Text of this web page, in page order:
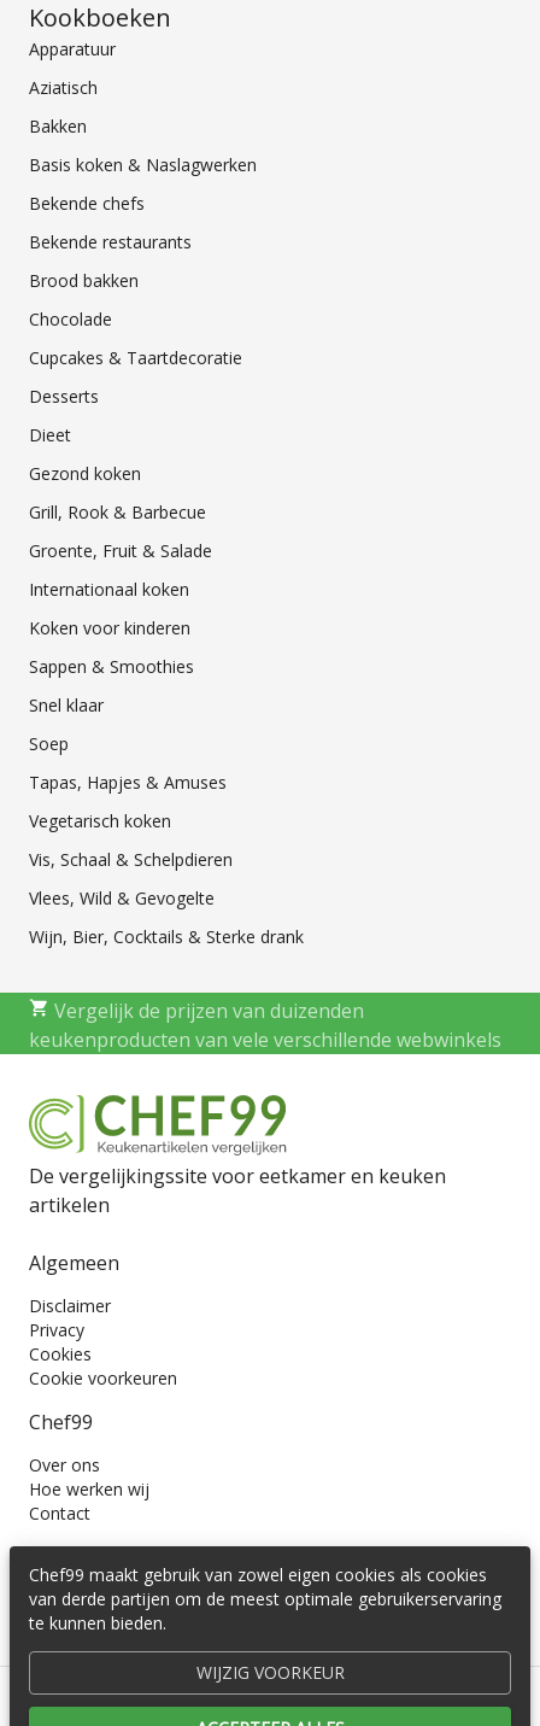
Kookboeken
Apparatuur
Aziatisch
Bakken
Basis koken & Naslagwerken
Bekende chefs
Bekende restaurants
Brood bakken
Chocolade
Cupcakes & Taartdecoratie
Desserts
Dieet
Gezond koken
Grill, Rook & Barbecue
Groente, Fruit & Salade
Internationaal koken
Koken voor kinderen
Sappen & Smoothies
Snel klaar
Soep
Tapas, Hapjes & Amuses
Vegetarisch koken
Vis, Schaal & Schelpdieren
Vlees, Wild & Gevogelte
Wijn, Bier, Cocktails & Sterke drank
Vergelijk de prijzen van duizenden
keukenproducten van vele verschillende webwinkels
De vergelijkingssite voor eetkamer en keuken
artikelen
Algemeen
Disclaimer
Privacy
Cookies
Cookie voorkeuren
Chef99
Over ons
Hoe werken wij
Contact
© 2016 -2026Cedira B.V.
Chef99 maakt gebruik van zowel eigen cookies als cookies
van derde partijen om de meest optimale gebruikerservaring
te kunnen bieden.
WIJZIG VOORKEUR